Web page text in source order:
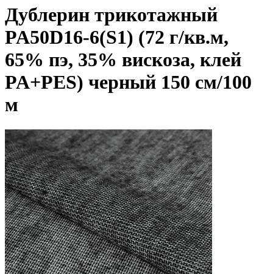
Дублерин трикотажный
PA50D16-6(S1) (72 г/кв.м,
65% пэ, 35% вискоза, клей
PA+PES) черный 150 см/100
м